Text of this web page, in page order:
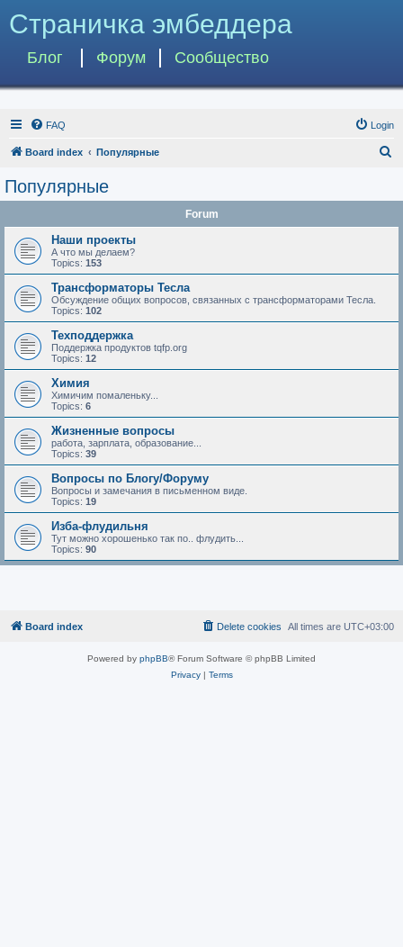
Страничка эмбеддера
Блог Форум Сообщество
FAQ Login
Board index Популярные
Популярные
Forum
Наши проекты
А что мы делаем?
Topics: 153
Трансформаторы Тесла
Обсуждение общих вопросов, связанных с трансформаторами Тесла.
Topics: 102
Техподдержка
Поддержка продуктов tqfp.org
Topics: 12
Химия
Химичим помаленьку...
Topics: 6
Жизненные вопросы
работа, зарплата, образование...
Topics: 39
Вопросы по Блогу/Форуму
Вопросы и замечания в письменном виде.
Topics: 19
Изба-флудильня
Тут можно хорошенько так по.. флудить...
Topics: 90
Board index All times are UTC+03:00
Delete cookies
Powered by phpBB® Forum Software © phpBB Limited
Privacy| Terms